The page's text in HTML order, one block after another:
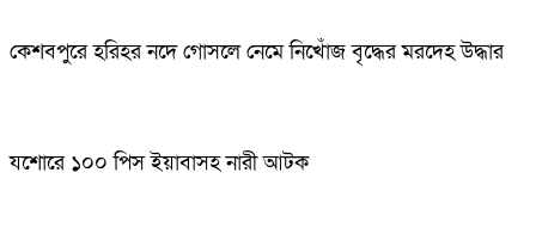
কেশবপুরে হরিহর নদে গোসলে নেমে নিখোঁজ বৃদ্ধের মরদেহ উদ্ধার
যশোরে ১০০ পিস ইয়াবাসহ নারী আটক